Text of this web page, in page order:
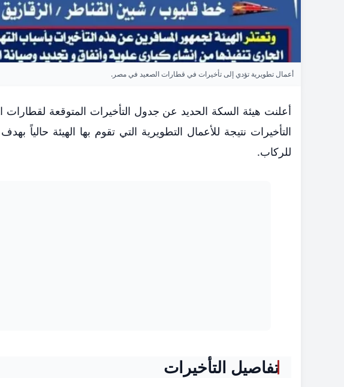
أعمال تطويرية تؤدي إلى تأخيرات في قطارات الصعيد في مصر.
التأخيرات نتيجة للأعمال التطويرية التي تقوم بها الهيئة حالياً
للركاب.
تفاصيل التأخيرات